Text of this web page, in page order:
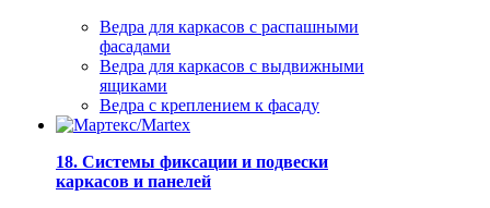
Ведра для каркасов с распашными
фасадами
Ведра для каркасов с выдвижными
ящиками
Ведра с креплением к фасаду
18. Системы фиксации и подвески
каркасов и панелей